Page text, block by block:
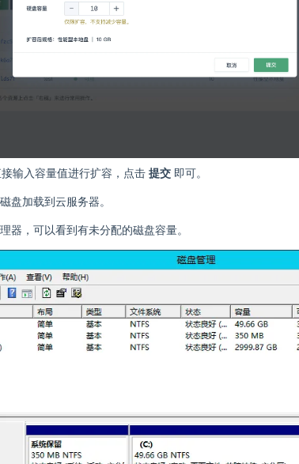
输入容量值进行扩容，点击 提交 即可。
盘加载到云服务器。
器，可以看到有未分配的磁盘容量。